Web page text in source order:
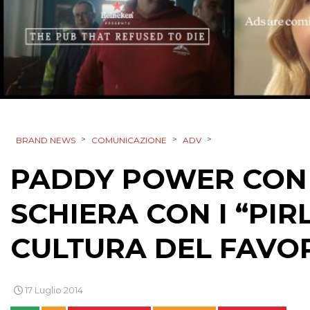
BRAND NEWS > COMUNICAZIONE > ADV >
PADDY POWER
SCHIERA CON I
CULTURA DEL
17 Luglio 2014